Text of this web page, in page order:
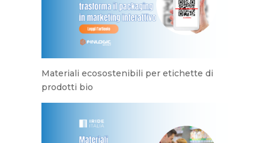
Materiali ecosostenibili per etichette di
prodotti bio